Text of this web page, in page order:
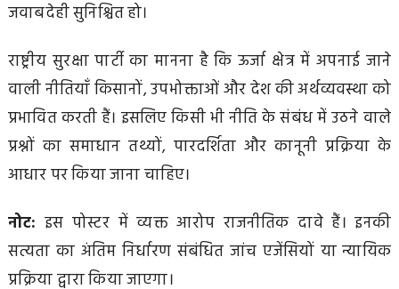
जवाबदेही सुनिश्चित हो।
राष्ट्रीय सुरक्षा पार्टी का मानना है कि ऊर्जा क्षेत्र में अपनाई जाने
वाली नीतियाँ किसानों, उपभोक्ताओं और देश की अर्थव्यवस्था को
प्रभावित करती हैं। इसलिए किसी भी नीति के संबंध में उठने वाले
प्रश्नों का समाधान तथ्यों, पारदर्शिता और कानूनी प्रक्रिया के
आधार पर किया जाना चाहिए।
नोट: इस पोस्टर में व्यक्त आरोप राजनीतिक दावे हैं। इनकी
सत्यता का अंतिम निर्धारण संबंधित जांच एजेंसियों या न्यायिक
प्रक्रिया द्वारा किया जाएगा।